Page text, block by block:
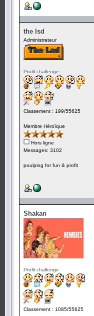
the lsd
Administrateur
Profil challenge
Classement : 199/55625
Membre Héroïque
Hors ligne
Messages: 3102
poulping for fun & profit
Shakan
Profil challenge
Classement : 1085/55625